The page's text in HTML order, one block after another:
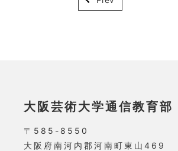
大阪芸術大学通信教育部
〒585-8550
大阪府南河内郡河南町東山469